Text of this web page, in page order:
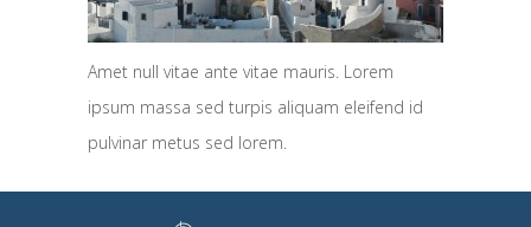
Amet null vitae ante vitae mauris. Lorem
ipsum massa sed turpis aliquam eleifend id
pulvinar metus sed lorem.